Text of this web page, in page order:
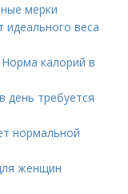
мерки
идеального веса
калорий в
день требуется
нормальной
женщин